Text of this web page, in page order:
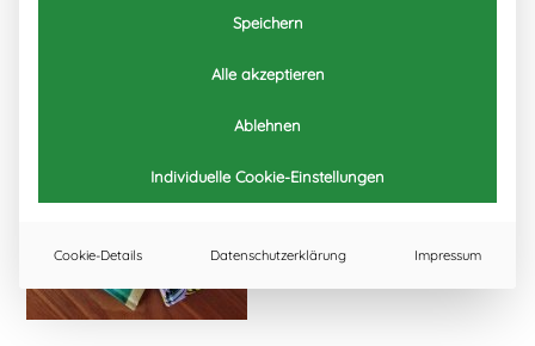
Speichern
Alle akzeptieren
Ablehnen
Individuelle Cookie-Einstellungen
Cookie-Details Datenschutzerklärung Impressum